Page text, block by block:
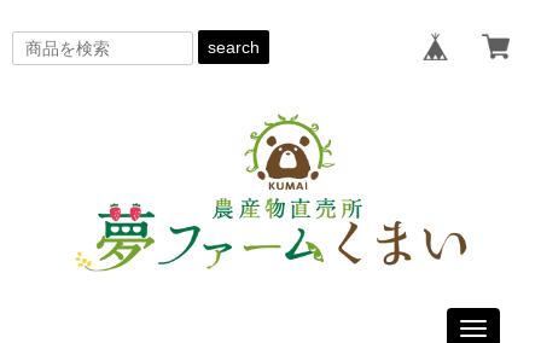
search
Toggle